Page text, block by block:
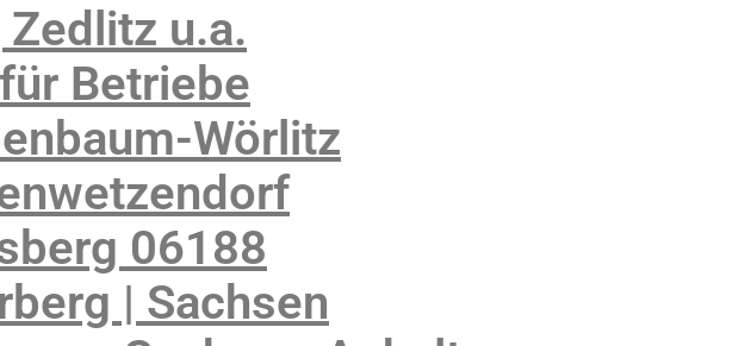
Zedlitz u.a.
Betriebe
Wörlitz
06188
| Sachsen